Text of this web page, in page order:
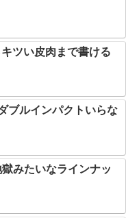
ツい皮肉まで書ける
ブルインパクトいらな
みたいなラインナッ